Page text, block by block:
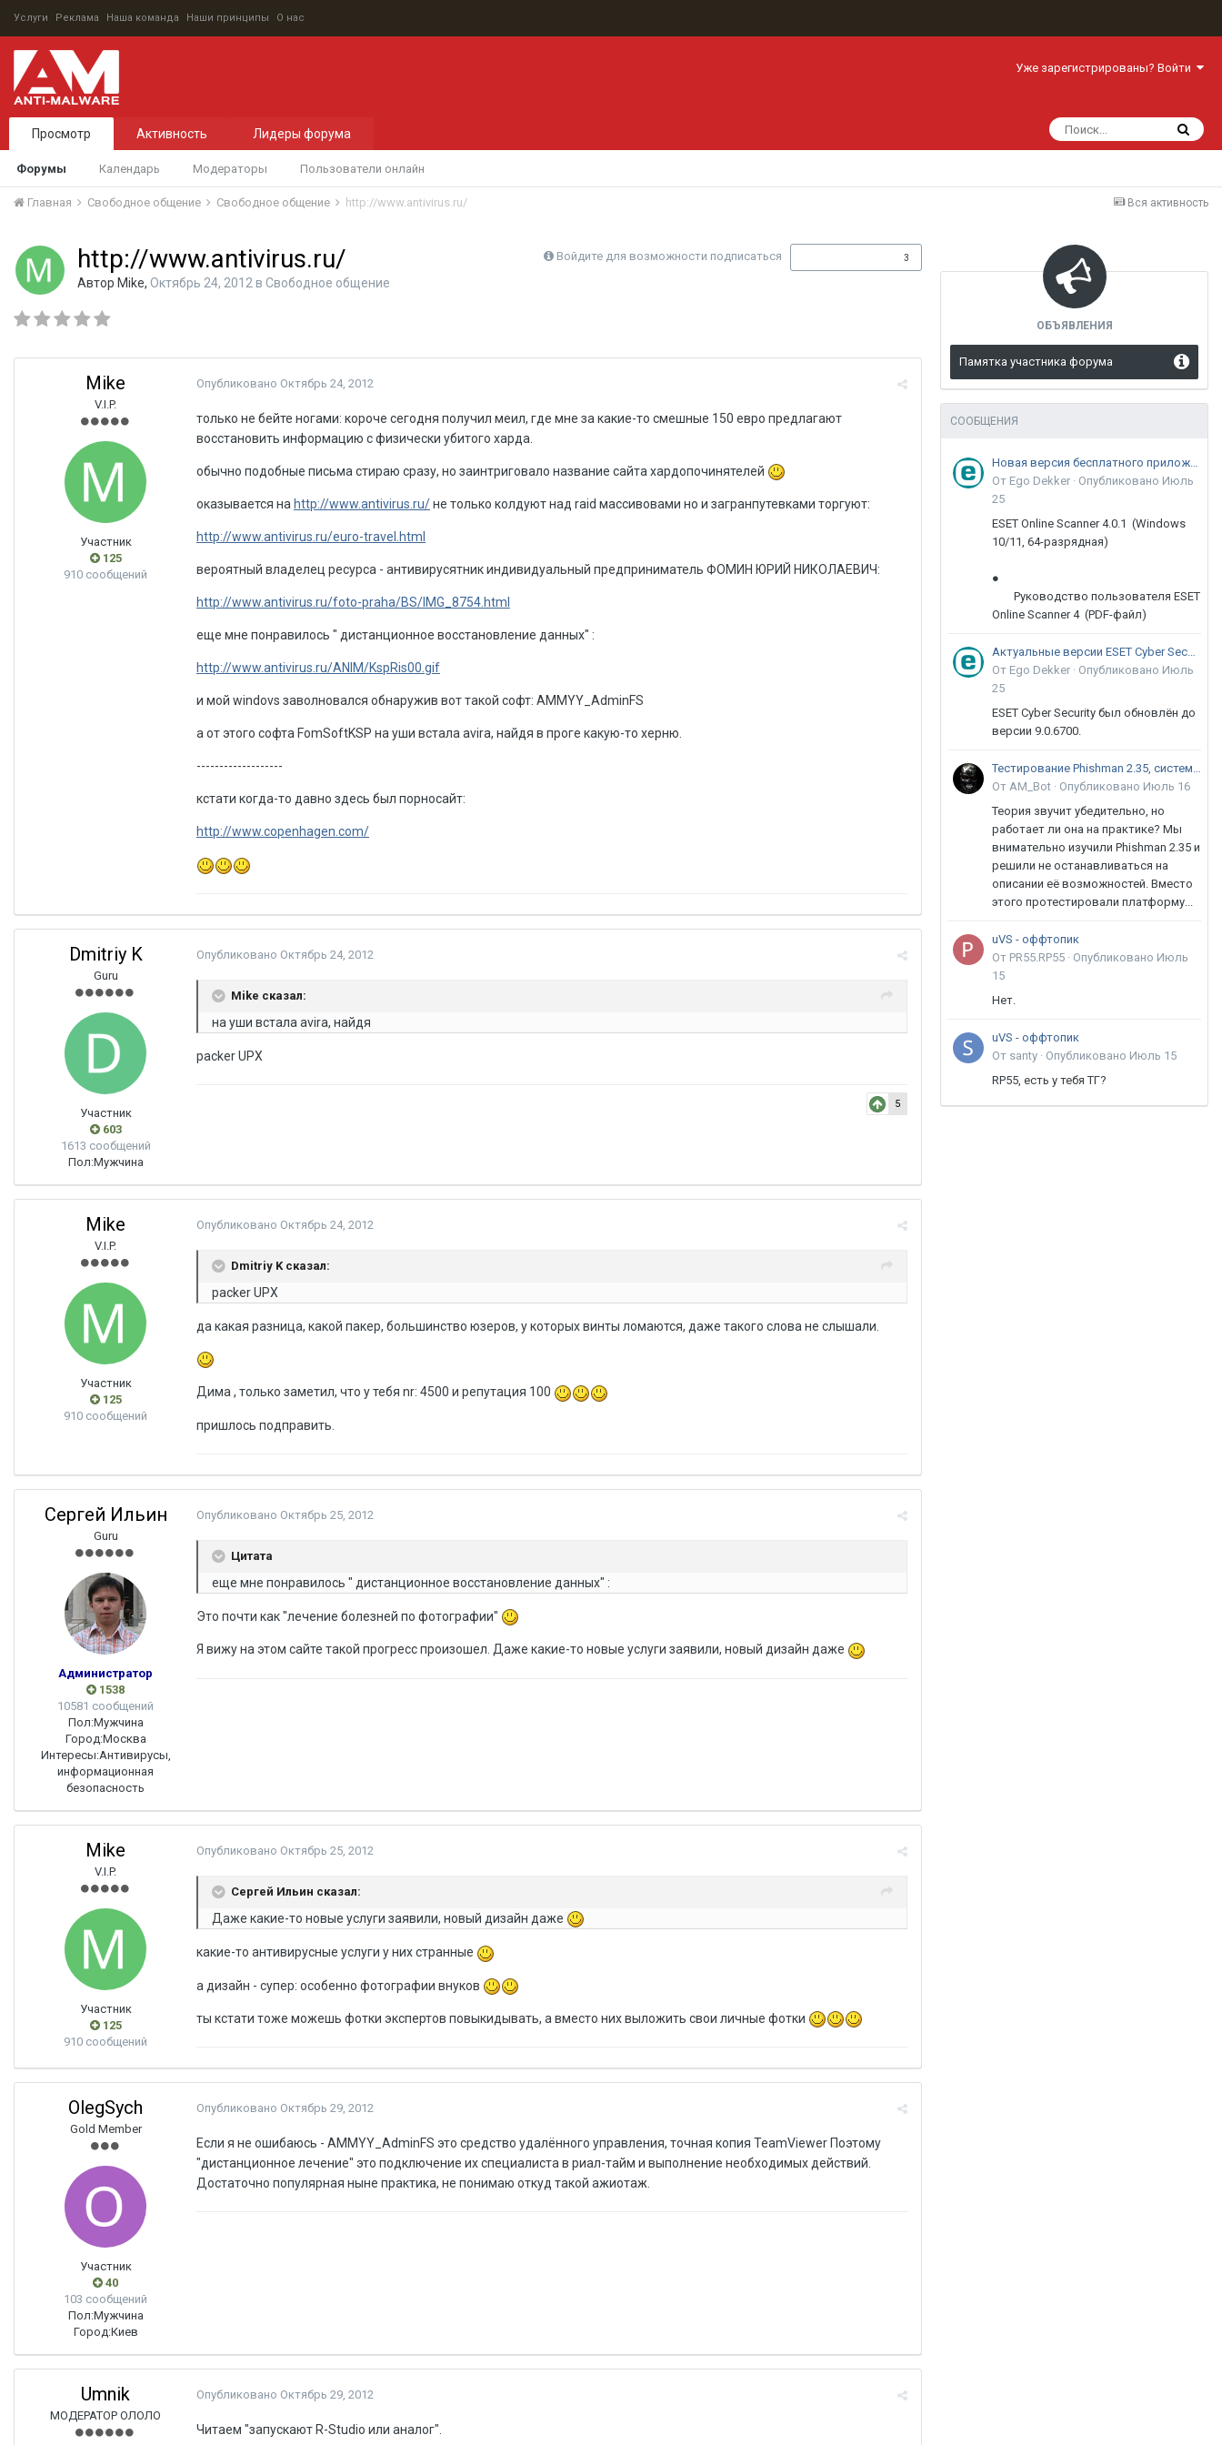
Услуги Реклама Наша команда Наши принципы О нас
Уже зарегистрированы? Войти
Просмотр
Форумы Календарь Модераторы Пользователи онлайн
Активность Лидеры форума
Вся активность
Главная Свободное общение Свободное общение http://www.antivirus.ru/
Войдите для возможности подписаться 3
http://www.antivirus.ru/
Автор Mike, Октябрь 24, 2012 в Свободное общение
Mike
V.I.P.
Участник
125
910 сообщений
Опубликовано Октябрь 24, 2012
только не бейте ногами: короче сегодня получил меил, где мне за какие-то смешные 150 евро предлагают
восстановить информацию с физически убитого харда.
обычно подобные письма стираю сразу, но заинтриговало название сайта хардопочинятелей
оказывается на http://www.antivirus.ru/не только колдуют над raid массивовами но и загранпутевками торгуют:
http://www.antivirus.ru/euro-travel.html
вероятный владелец ресурса - антивирусятник индивидуальный предприниматель ФОМИН ЮРИЙ НИКОЛАЕВИЧ:
http://www.antivirus.ru/foto-praha/BS/IMG_8754.html
еще мне понравилось " дистанционное восстановление данных" :
http://www.antivirus.ru/ANIM/KspRis00.gif
и мой windovs заволновался обнаружив вот такой софт: AMMYY_AdminFS
а от этого софта FomSoftKSP на уши встала avira, найдя в проге какую-то херню.
-------------------
кстати когда-то давно здесь был порносайт:
http://www.copenhagen.com/
Dmitriy K
Guru
Участник
603
1613 сообщений
Пол:Мужчина
Опубликовано Октябрь 24, 2012
Mike сказал:
на уши встала avira, найдя
packer UPX
5
Mike
V.I.P.
Участник
125
910 сообщений
Опубликовано Октябрь 24, 2012
Dmitriy K сказал:
packer UPX
да какая разница, какой пакер, большинство юзеров, у которых винты ломаются, даже такого слова не слышали.
Дима , только заметил, что у тебя nr: 4500 и репутация 100
пришлось подправить.
Сергей Ильин
Guru
Администратор
1538
10581 сообщений
Пол:Мужчина
Город:Москва
Интересы:Антивирусы,
информационная
безопасность
Опубликовано Октябрь 25, 2012
Цитата
еще мне понравилось " дистанционное восстановление данных" :
Это почти как "лечение болезней по фотографии"
Я вижу на этом сайте такой прогресс произошел. Даже какие-то новые услуги заявили, новый дизайн даже
Mike
V.I.P.
Участник
125
910 сообщений
Опубликовано Октябрь 25, 2012
Сергей Ильин сказал:
Даже какие-то новые услуги заявили, новый дизайн даже
какие-то антивирусные услуги у них странные
а дизайн - супер: особенно фотографии внуков
ты кстати тоже можешь фотки экспертов повыкидывать, а вместо них выложить свои личные фотки
OlegSych
Gold Member
Участник
40
103 сообщений
Пол:Мужчина
Город:Киев
Опубликовано Октябрь 29, 2012
Если я не ошибаюсь - AMMYY_AdminFS это средство удалённого управления, точная копия TeamViewer Поэтому
"дистанционное лечение" это подключение их специалиста в риал-тайм и выполнение необходимых действий.
Достаточно популярная ныне практика, не понимаю откуд такой ажиотаж.
Umnik
МОДЕРАТОР ОЛОЛО
Опубликовано Октябрь 29, 2012
Читаем "запускают R-Studio или аналог".
ОБЪЯВЛЕНИЯ
Памятка участника форума
СООБЩЕНИЯ
Новая версия бесплатного приложения ESET Online Scanner доступна пользователям
От Ego Dekker · Опубликовано Июль
25
ESET Online Scanner 4.0.1 (Windows
10/11, 64-разрядная)
●
Руководство пользователя ESET
Online Scanner 4 (PDF-файл)
Актуальные версии ESET Cyber Security 9
От Ego Dekker · Опубликовано Июль
25
ESET Cyber Security был обновлён до
версии 9.0.6700.
Тестирование Phishman 2.35, системы повышения осведомлённости пользователей в сфере ИБ
От AM_Bot · Опубликовано Июль 16
Теория звучит убедительно, но
работает ли она на практике? Мы
внимательно изучили Phishman 2.35 и
решили не останавливаться на
описании её возможностей. Вместо
этого протестировали платформу...
uVS - оффтопик
От PR55.RP55 · Опубликовано Июль
15
Нет.
uVS - оффтопик
От santy · Опубликовано Июль 15
RP55, есть у тебя ТГ?